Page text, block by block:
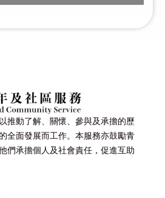
推動了解、關懷、參與及承擔的歷
全面發展而工作。本服務亦鼓勵青
們承擔個人及社會責任，促進互助